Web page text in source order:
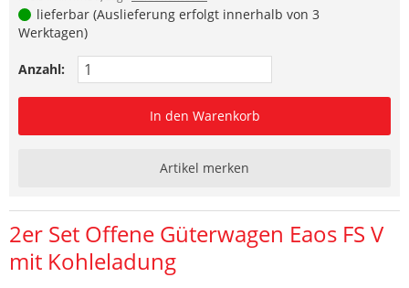
lieferbar (Auslieferung erfolgt innerhalb von 3
Werktagen)
Anzahl:
In den Warenkorb
Artikel merken
2er Set Offene Güterwagen Eaos FS V
mit Kohleladung